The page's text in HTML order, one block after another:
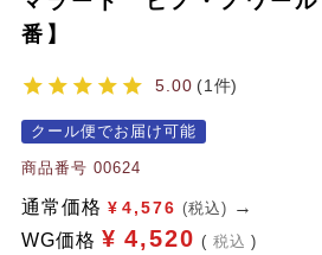
番】
5.00 1
クール便でお届け可能
商品番号 00624
通常価格 ¥ 4,576 (税込)
WG価格 ¥ 4,520 税込